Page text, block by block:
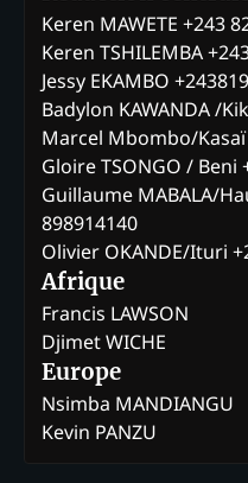
Keren MAWETE +243
Keren TSHILEMBA
Jessy EKAMBO
Badylon KAWANDA /
Marcel Mbombo/Kasaï
Gloire TSONGO / Beni
Guillaume MABALA/
898914140
Olivier OKANDE/Ituri
Afrique
Francis LAWSON
Djimet WICHE
Europe
Nsimba MANDIANGU
Kevin PANZU